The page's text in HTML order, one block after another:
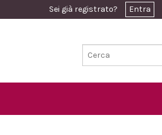
Sei già registrato? Entra